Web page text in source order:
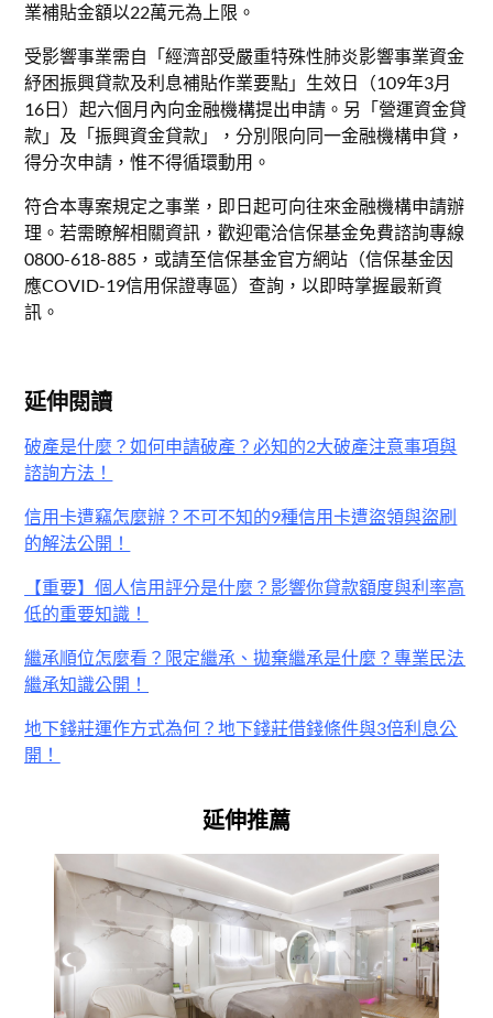
業補貼金額以22萬元為上限。
受影響事業需自「經濟部受嚴重特殊性肺炎影響事業資金
紓困振興貸款及利息補貼作業要點」生效日（109年3月
16日）起六個月內向金融機構提出申請。另「營運資金貸
款」及「振興資金貸款」，分別限向同一金融機構申貸，
得分次申請，惟不得循環動用。
符合本專案規定之事業，即日起可向往來金融機構申請辦
理。若需瞭解相關資訊，歡迎電洽信保基金免費諮詢專線
0800-618-885，或請至信保基金官方網站（信保基金因
應COVID-19信用保證專區）查詢，以即時掌握最新資
訊。
延伸閱讀
破產是什麼？如何申請破產？必知的2大破產注意事項與
諮詢方法！
信用卡遭竊怎麼辦？不可不知的9種信用卡遭盜領與盜刷
的解法公開！
【重要】個人信用評分是什麼？影響你貸款額度與利率高
低的重要知識！
繼承順位怎麼看？限定繼承、拋棄繼承是什麼？專業民法
繼承知識公開！
地下錢莊運作方式為何？地下錢莊借錢條件與3倍利息公
開！
延伸推薦